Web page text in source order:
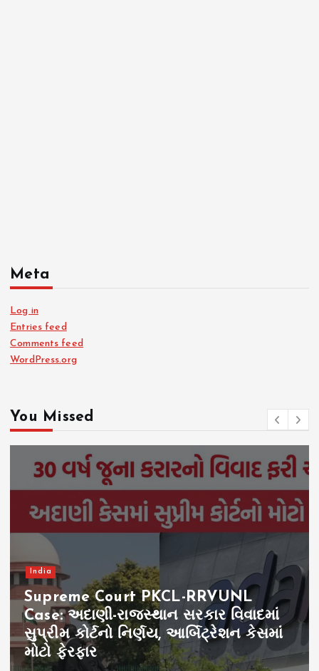
Meta
Log in
Entries feed
Comments feed
WordPress.org
You Missed
India
Supreme Court PKCL-RRVUNL
Case: અદાણી-રાજસ્થાન સરકાર વિવાદમાં
સુપ્રીમ કોર્ટનો નિર્ણય, આર્બિટ્રેશન કેસમાં
મોટો ફેરફાર